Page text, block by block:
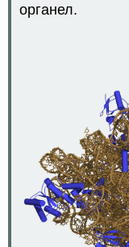
Дізнатися
органел.